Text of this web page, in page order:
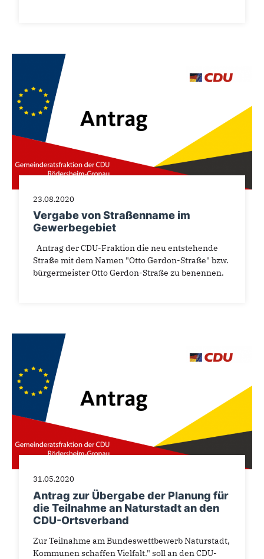
23.08.2020
Vergabe von Straßenname im
Gewerbegebiet
Antrag der CDU-Fraktion die neu entstehende
Straße mit dem Namen "Otto Gerdon-Straße" bzw.
bürgermeister Otto Gerdon-Straße zu benennen.
31.05.2020
Antrag zur Übergabe der Planung für
die Teilnahme an Naturstadt an den
CDU-Ortsverband
Zur Teilnahme am Bundeswettbewerb Naturstadt,
Kommunen schaffen Vielfalt." soll an den CDU-